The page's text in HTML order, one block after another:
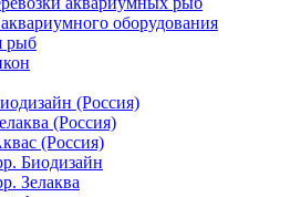
оборудования
рыб
(Россия)
(Россия)
(Россия)
Биодизайн
Зелаква